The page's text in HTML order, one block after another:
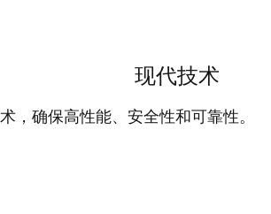
现代技术
，确保高性能、安全性和可靠性。